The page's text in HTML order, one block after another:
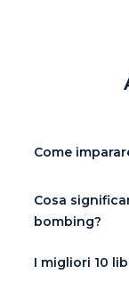
Come
Cosa
bombing?
I migliori 10